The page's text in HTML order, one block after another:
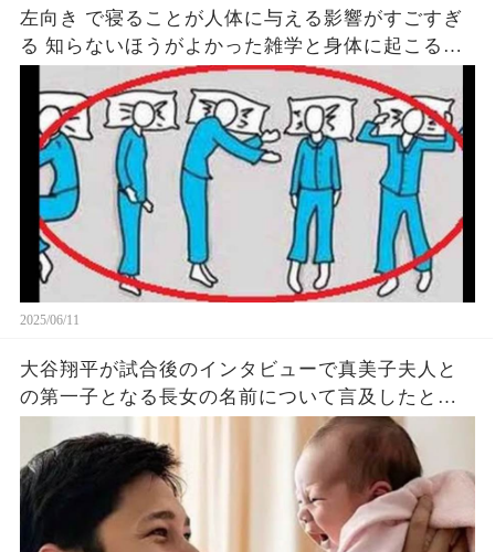
左向き で寝ることが人体に与える影響がすごすぎ
る 知らないほうがよかった雑学と身体に起こる現
象がヤバい… 驚くべき 大人の 面白いけど知ると後
悔
2025/06/11
大谷翔平が試合後のインタビューで真美子夫人と
の第一子となる長女の名前について言及したと話
題に！山本由伸や佐々木朗希は知ってそう！